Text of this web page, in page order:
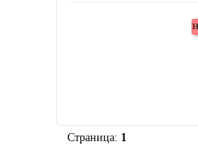
Страница: 1